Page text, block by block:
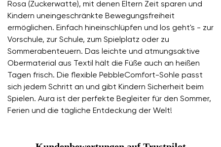
Rosa (Zuckerwatte), mit denen Eltern Zeit sparen und
Kindern uneingeschränkte Bewegungsfreiheit
ermöglichen. Einfach hineinschlüpfen und los geht's - zur
Vorschule, zur Schule, zum Spielplatz oder zu
Sommerabenteuern. Das leichte und atmungsaktive
Obermaterial aus Textil hält die Füße auch an heißen
Tagen frisch. Die flexible PebbleComfort-Sohle passt
sich jedem Schritt an und gibt Kindern Sicherheit beim
Spielen. Aura ist der perfekte Begleiter für den Sommer,
Ferien und die tägliche Entdeckung der Welt!